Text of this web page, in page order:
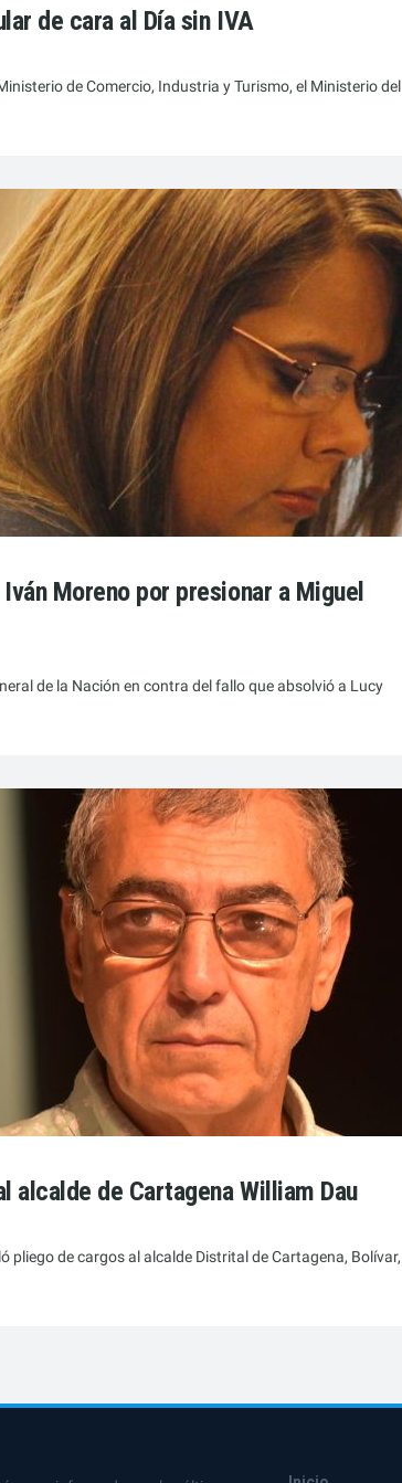
de cara al Día sin IVA
de Comercio, Industria y Turismo, el Ministerio del
Moreno por presionar a Miguel
de la Nación en contra del fallo que absolvió a Lucy
alcalde de Cartagena William Dau
pliego de cargos al alcalde Distrital de Cartagena, Bolívar,